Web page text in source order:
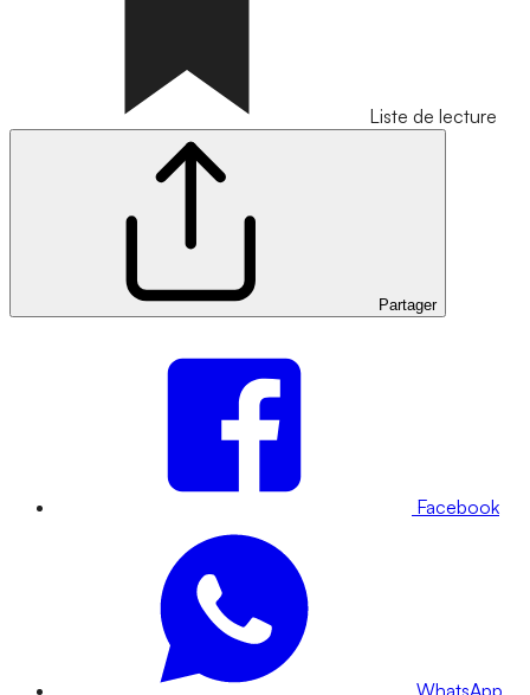
Liste de lecture
Partager
Facebook